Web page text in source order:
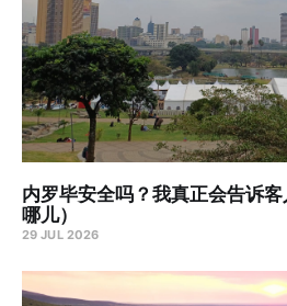
内罗毕安全吗？我真正会告诉
哪儿）
29 JUL 2026